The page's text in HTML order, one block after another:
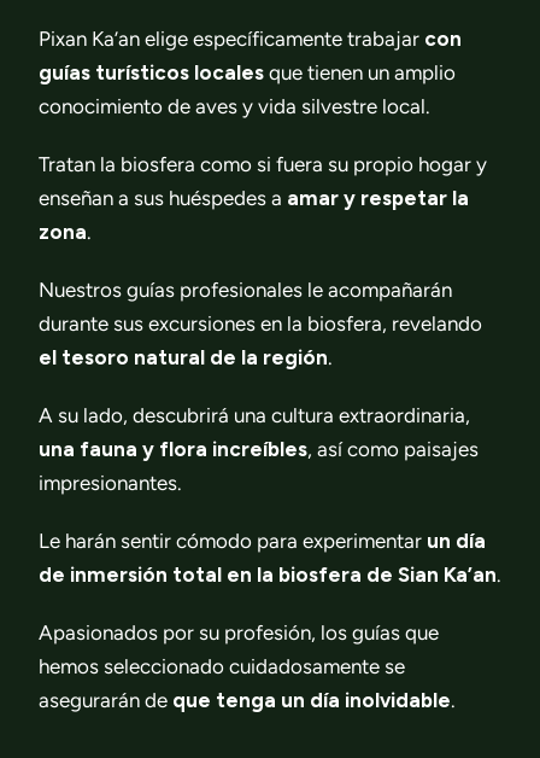
Pixan Ka’an elige específicamente trabajar con
guías turísticos locales que tienen un amplio
conocimiento de aves y vida silvestre local.
Tratan la biosfera como si fuera su propio hogar y
enseñan a sus huéspedes a amar y respetar la
zona.
Nuestros guías profesionales le acompañarán
durante sus excursiones en la biosfera, revelando
el tesoro natural de la región.
A su lado, descubrirá una cultura extraordinaria,
una fauna y flora increíbles, así como paisajes
impresionantes.
Le harán sentir cómodo para experimentar un día
de inmersión total en la biosfera de Sian Ka’an.
Apasionados por su profesión, los guías que
hemos seleccionado cuidadosamente se
asegurarán de que tenga un día inolvidable.